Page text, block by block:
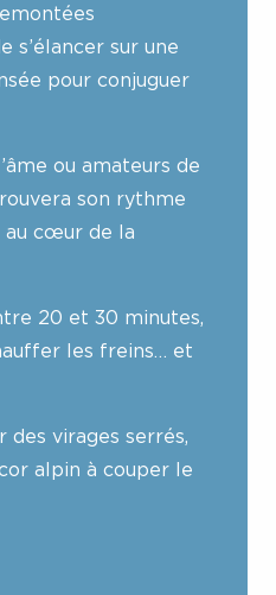
s’élancer sur une
pour conjuguer
ou amateurs de
son rythme
au cœur de la
20 et 30 minutes,
les freins… et
virages serrés,
alpin à couper le